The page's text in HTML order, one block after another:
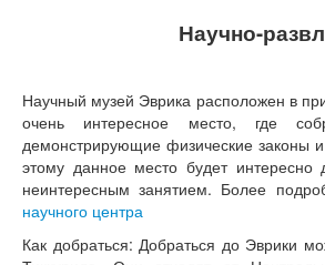
Научно-
Научный музей Эврика расположен в
очень интересное место, где
демонстрирующие физические законы
этому данное место будет
неинтересным занятием. Более
научного центра
Как добраться: Добраться до Эврики